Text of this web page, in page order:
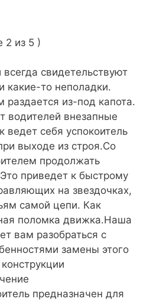
2 из 5 )
всегда свидетельствуют
какие-то неполадки.
из-под капота.
водителей внезапные
ведет себя успокоитель
выходе из строя.Со
продолжать
приведет к быстрому
на звездочках,
самой цепи. Как
поломка движка.Наша
вам разобраться с
замены этого
предназначен для